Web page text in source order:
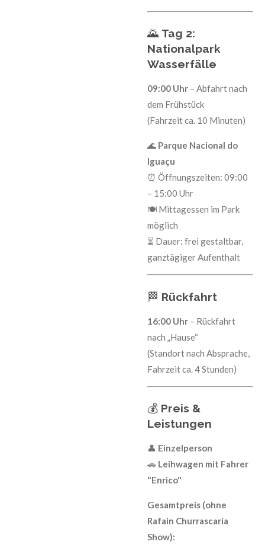
🌄 Tag 2:
Nationalpark
Wasserfälle
09:00 Uhr – Abfahrt nach
dem Frühstück
(Fahrzeit ca. 10 Minuten)
🌊 Parque Nacional do
Iguaçu
⏰ Öffnungszeiten: 09:00
– 15:00 Uhr
🍽️ Mittagessen im Park
möglich
⏳ Dauer: frei gestaltbar,
ganztägiger Aufenthalt
🏁 Rückfahrt
16:00 Uhr – Rückfahrt
nach „Hause“
(Standort nach Absprache,
Fahrzeit ca. 4 Stunden)
💰 Preis &
Leistungen
👤 Einzelperson
🚗 Leihwagen mit Fahrer
"Enrico"
Gesamtpreis (ohne
Rafain Churrascaria
Show):